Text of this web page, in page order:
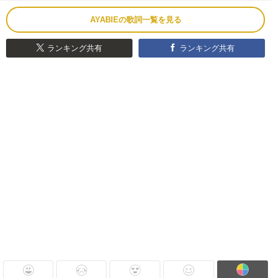
AYABIEの歌詞一覧を見る
ランキング共有 ランキング共有